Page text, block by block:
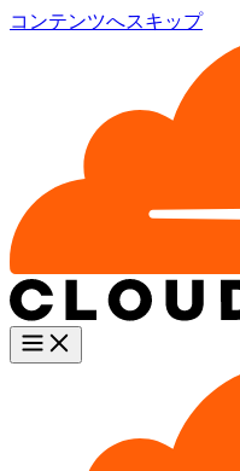
コンテンツへスキップ